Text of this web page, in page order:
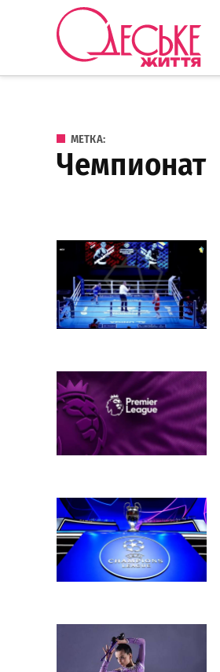
Перейти к содержанию
МЕТКА:
чемпионат